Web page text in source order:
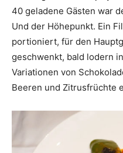
40 geladene Gästen war
Und der Höhepunkt. Ein
portioniert, für den
geschwenkt, bald lodern
Variationen von
Beeren und Zitrusfrüchte